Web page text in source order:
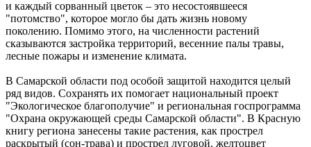
летнему пациенту
10.08.2026 | 11:02
В Самарской области подвели промежуточные итоги работы в
стройотрасли
10.08.2026 | 10:56
кампании
10.08.2026 | 10:53
Состоялась отчетно-выборная конференция регионального
отделения Российского военно-исторического общества
10.08.2026 | 10:46
и каждый сорванный цветок – это несостоявшееся
"потомство", которое могло бы дать жизнь новому
поколению. Помимо этого, на численности растений
сказываются застройка территорий, весенние палы травы,
лесные пожары и изменение климата.
В Самарской области под особой защитой находится целый
ряд видов. Сохранять их помогает национальный проект
"Экологическое благополучие" и региональная госпрограмма
"Охрана окружающей среды Самарской области". В Красную
книгу региона занесены такие растения, как прострел
раскрытый (сон-трава) и прострел луговой, желтоцвет